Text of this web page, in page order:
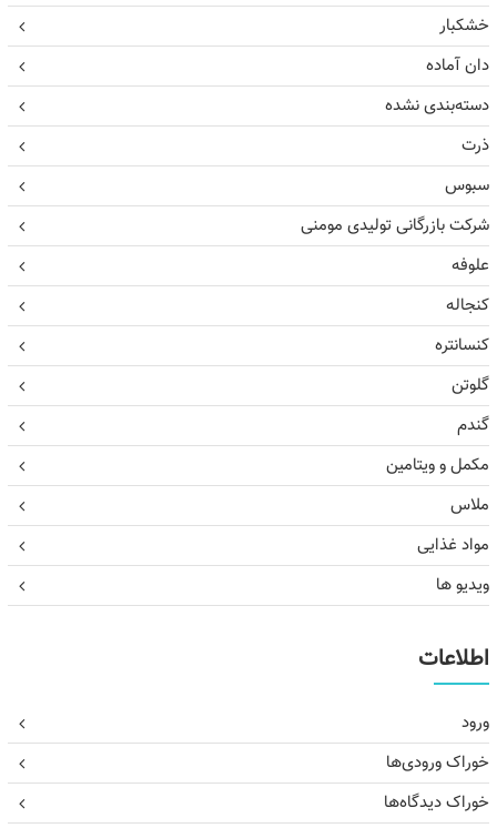
خشکبار
دان آماده
دسته‌بندی نشده
ذرت
سبوس
شرکت بازرگانی تولیدی مومنی
علوفه
کنجاله
کنسانتره
گلوتن
گندم
مکمل و ویتامین
ملاس
مواد غذایی
ویدیو ها
اطلاعات
ورود
خوراک ورودی‌ها
خوراک دیدگاه‌ها